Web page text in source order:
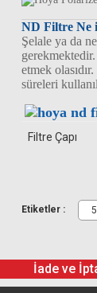
ND Filtre Ne
Şelale ya da
etmek
süreleri
Filtre Çapı
1 Adet
1 Adet
Etiketler :
İade ve